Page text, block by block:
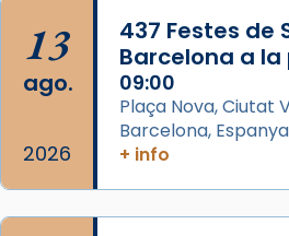
L’arquebisbe de
Josep Omella, ha presidit
concelebrat el bisbe
Mons. David Abadías.
📸 Dr. G. Simón
13
ago.
2026
437 Festes de
Barcelona a
09:00
Plaça Nova, Ciutat
Barcelona, Espanya
+ info